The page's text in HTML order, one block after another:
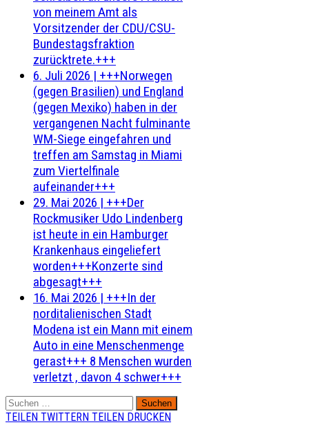
von meinem Amt als
Vorsitzender der CDU/CSU-
Bundestagsfraktion
zurücktrete.+++
6. Juli 2026 | +++Norwegen
(gegen Brasilien) und England
(gegen Mexiko) haben in der
vergangenen Nacht fulminante
WM-Siege eingefahren und
treffen am Samstag in Miami
zum Viertelfinale
aufeinander+++
29. Mai 2026 | +++Der
Rockmusiker Udo Lindenberg
ist heute in ein Hamburger
Krankenhaus eingeliefert
worden+++Konzerte sind
abgesagt+++
16. Mai 2026 | +++In der
norditalienischen Stadt
Modena ist ein Mann mit einem
Auto in eine Menschenmenge
gerast+++ 8 Menschen wurden
verletzt , davon 4 schwer+++
Suchen
nach:
TEILEN TWITTERN TEILEN DRUCKEN